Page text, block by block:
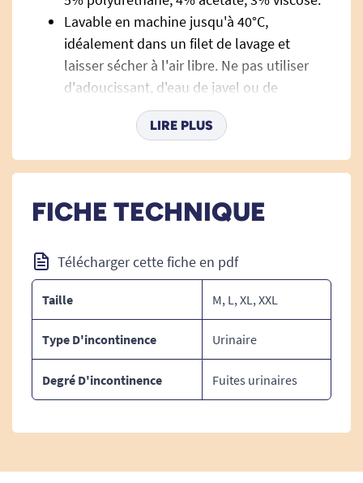
Lavable en machine jusqu'à 40°C,
idéalement dans un filet de lavage et
laisser sécher à l'air libre. Ne pas utiliser
d'adoucissant, d'eau de javel ou de
LIRE PLUS
FICHE TECHNIQUE
Télécharger cette fiche en pdf
Taille M, L, XL, XXL
Type D'incontinence Urinaire
Degré D'incontinence Fuites urinaires